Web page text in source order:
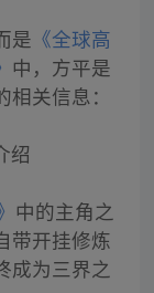
是 《全球高
中，方平是
关信息：
绍
中的主角之
带开挂修炼
成为三界之